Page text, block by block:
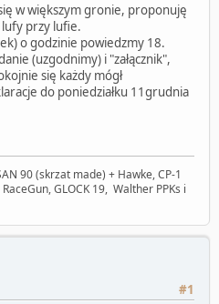
w większym gronie, proponuję
przy lufie.
o godzinie powiedzmy 18.
(uzgodnimy) i "załącznik",
się każdy mógł
do poniedziałku 11grudnia
90 (skrzat made) + Hawke, CP-1
GLOCK 19, Walther PPKs i
#1